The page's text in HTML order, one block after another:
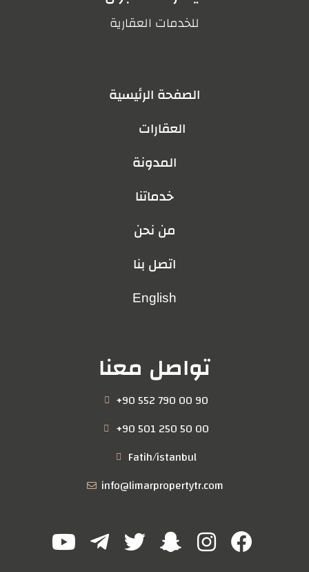
الصفحة الرئيسية
العقارات
المدونة
خدماتنا
من نحن
اتصل بنا
English
للخدمات العقارية
تواصل معنا
+90 552 790 00 90
+90 501 250 50 00
Fatih/istanbul
info@limarpropertytr.com